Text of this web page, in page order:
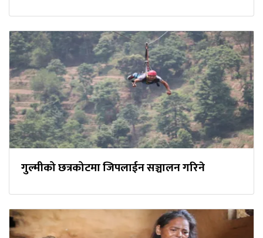
गुल्मीको छत्रकोटमा जिपलाईन सञ्चालन गरिने